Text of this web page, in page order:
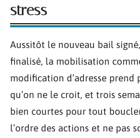
stress
Aussitôt le nouveau bail
finalisé, la mobilisation
modification d’adresse prend
qu’on ne le croit, et trois
bien courtes pour tout
l’ordre des actions et ne pas